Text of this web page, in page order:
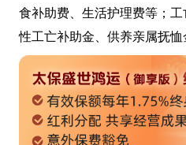
食补助费、生活护理费等；
性工亡补助金、供养亲属抚恤